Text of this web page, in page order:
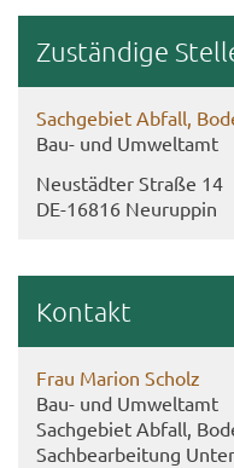
Zu­stän­di­ge
Sach­ge­biet Ab­fall,
Bau- und Um­welt­amt
Neu­städ­ter Stra­ße 14
DE-​16816 Neu­rup­pin
Kon­takt
Frau Ma­ri­on Scholz
Bau- und Um­welt­amt
Sach­ge­biet Ab­fall,
Sach­be­ar­bei­tung